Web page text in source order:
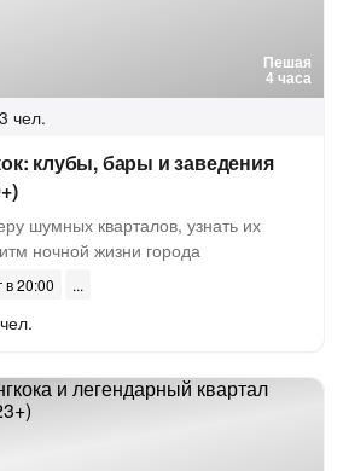
Пешая
4 часа
чел.
клубы, бары и заведения
шумных кварталов, узнать их
ночной жизни города
в 20:00